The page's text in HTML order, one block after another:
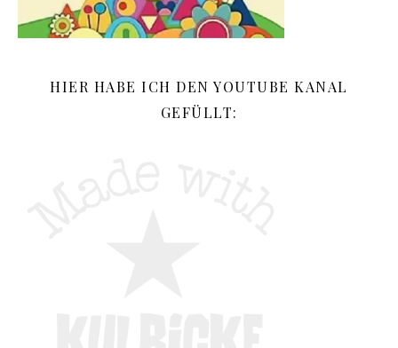
HIER HABE ICH DEN YOUTUBE KANAL
GEFÜLLT: